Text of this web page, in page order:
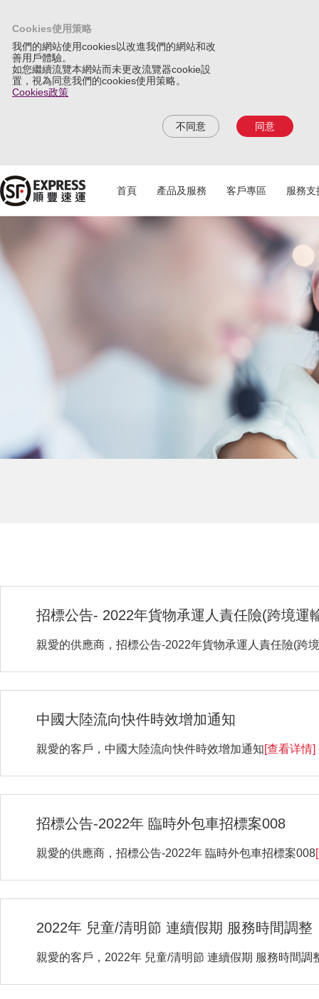
Cookies使用策略
我們的網站使用cookies以改進我們的網站和改
善用戶體驗。
如您繼續流覽本網站而未更改流覽器cookie設
置，視為同意我們的cookies使用策略。
Cookies政策
不同意 同意
首頁 產品及服務 客戶專區 服務支
招標公告- 2022年貨物承運人責任險(跨境運
親愛的供應商，招標公告-2022年貨物承運人責任險(跨
中國大陸流向快件時效增加通知
親愛的客戶，中國大陸流向快件時效增加通知[查看详情]
招標公告-2022年 臨時外包車招標案008
親愛的供應商，招標公告-2022年 臨時外包車招標案008
2022年 兒童/清明節 連續假期 服務時間調整
親愛的客戶，2022年 兒童/清明節 連續假期 服務時間調